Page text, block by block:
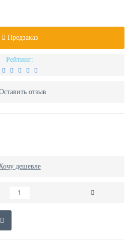
Предзаказ
Рейтинг:
отзыв
дешевле